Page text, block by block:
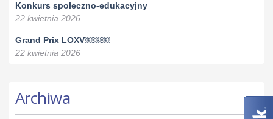
Konkurs społeczno-edukacyjny
22 kwietnia 2026
Grand Prix LOXV￼￼￼
22 kwietnia 2026
Archiwa